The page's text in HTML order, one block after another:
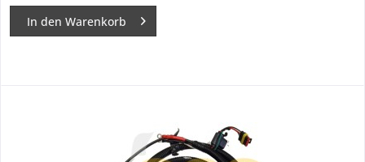
In den Warenkorb